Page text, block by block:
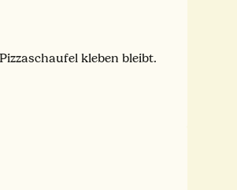
kleben bleibt.